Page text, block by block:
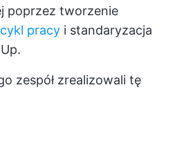
poprzez tworzenie
pracy i standaryzacja
zespół zrealizowali tę